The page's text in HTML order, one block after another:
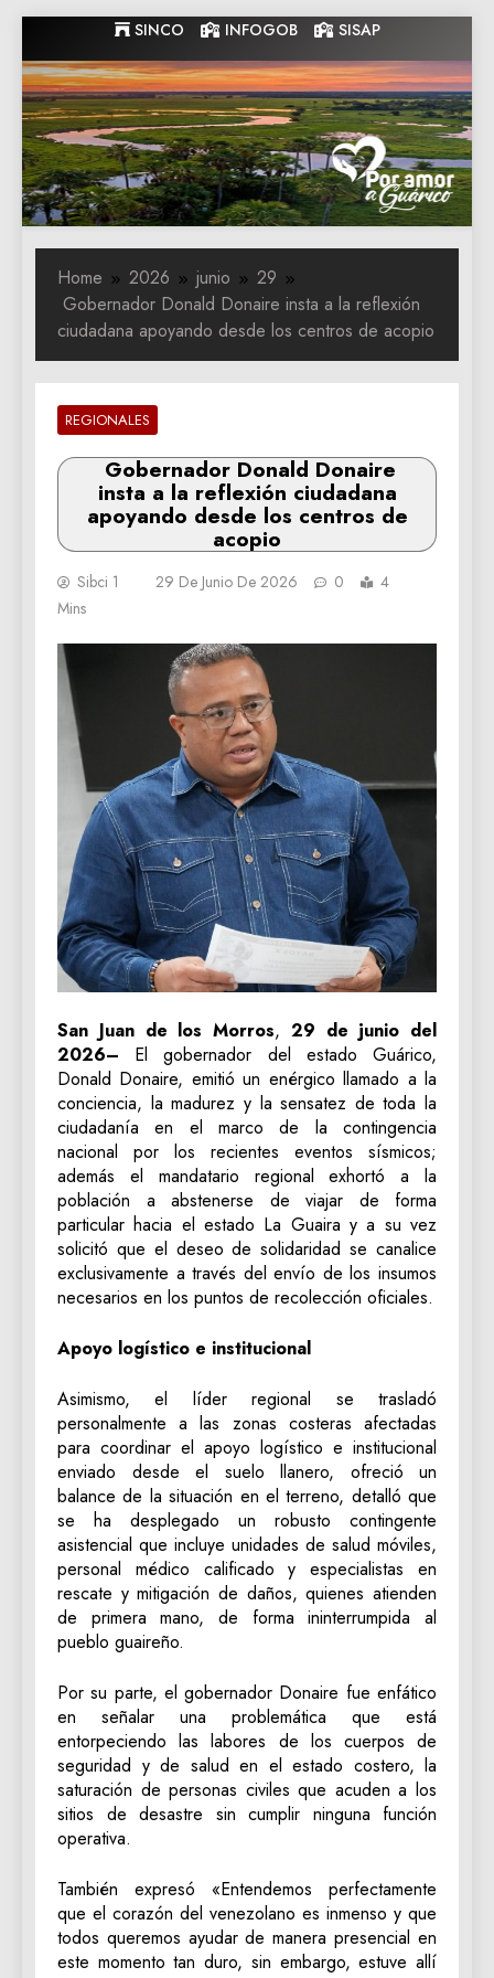
to
content
SINCO INFOGOB SISAP
Gobernacion
de Guarico
Gobernacion de Guarico
Home 2026 junio
29
Gobernador Donald Donaire insta a la reflexión
ciudadana apoyando desde los centros de acopio
REGIONALES
Gobernador Donald Donaire
insta a la reflexión ciudadana
apoyando desde los centros de
acopio
Sibci 1 29 De Junio De 2026 0
4
Mins
San Juan de los Morros, 29 de junio del
2026– El gobernador del estado Guárico,
Donald Donaire, emitió un enérgico llamado a la
conciencia, la madurez y la sensatez de toda la
ciudadanía en el marco de la contingencia
nacional por los recientes eventos sísmicos;
además el mandatario regional exhortó a la
población a abstenerse de viajar de forma
particular hacia el estado La Guaira y a su vez
solicitó que el deseo de solidaridad se canalice
exclusivamente a través del envío de los insumos
necesarios en los puntos de recolección oficiales.
‎Apoyo logístico e institucional
‎Asimismo, el líder regional se trasladó
personalmente a las zonas costeras afectadas
para coordinar el apoyo logístico e institucional
enviado desde el suelo llanero, ofreció un
balance de la situación en el terreno, detalló que
se ha desplegado un robusto contingente
asistencial que incluye unidades de salud móviles,
personal médico calificado y especialistas en
rescate y mitigación de daños, quienes atienden
de primera mano, de forma ininterrumpida al
pueblo guaireño.
‎Por su parte, el gobernador Donaire fue enfático
en señalar una problemática que está
entorpeciendo las labores de los cuerpos de
seguridad y de salud en el estado costero, la
saturación de personas civiles que acuden a los
sitios de desastre sin cumplir ninguna función
operativa.
‎También expresó «Entendemos perfectamente
que el corazón del venezolano es inmenso y que
todos queremos ayudar de manera presencial en
este momento tan duro, sin embargo, estuve allí